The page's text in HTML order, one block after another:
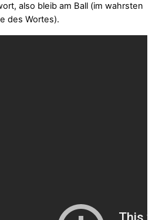
also bleib am Ball (im wahrsten
des Wortes).